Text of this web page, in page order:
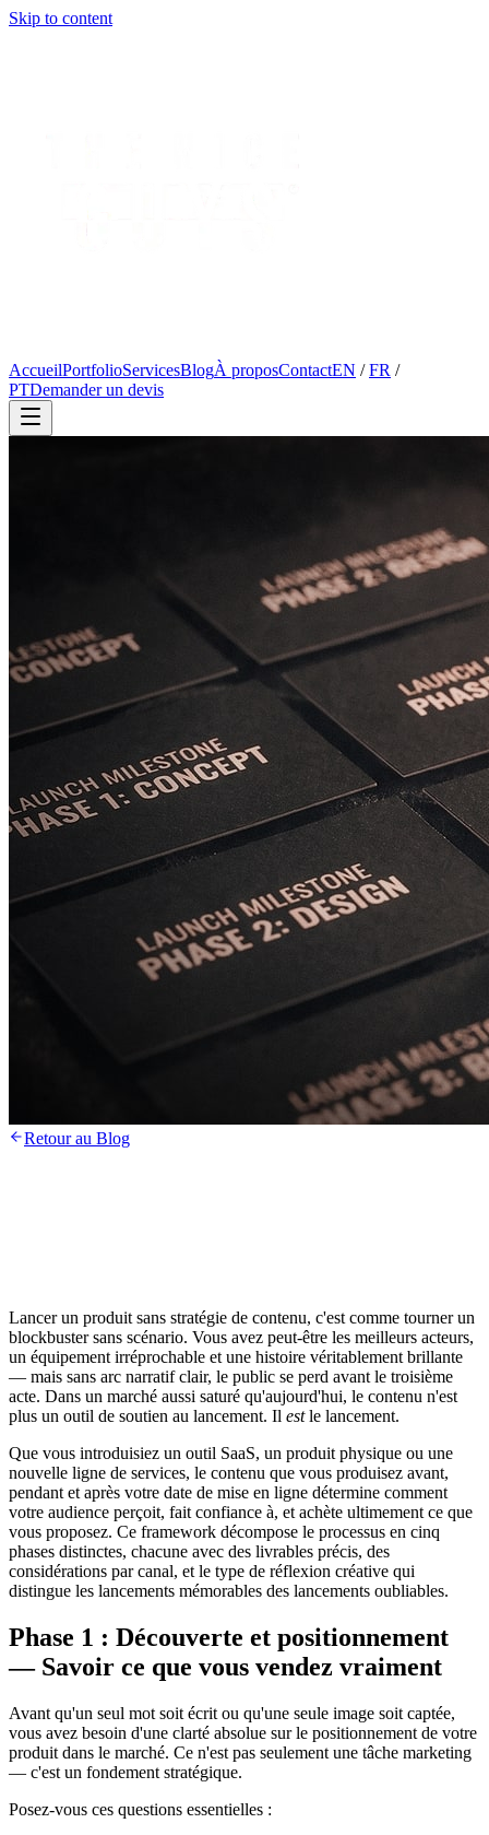
Skip to content
AccueilPortfolioServicesBlogÀ proposContactEN /FR /
PTDemander un devis
Retour au Blog
Lancer un produit sans stratégie de contenu, c'est comme tourner un
blockbuster sans scénario. Vous avez peut-être les meilleurs acteurs,
un équipement irréprochable et une histoire véritablement brillante
— mais sans arc narratif clair, le public se perd avant le troisième
acte. Dans un marché aussi saturé qu'aujourd'hui, le contenu n'est
plus un outil de soutien au lancement. Il estle lancement.
Que vous introduisiez un outil SaaS, un produit physique ou une
nouvelle ligne de services, le contenu que vous produisez avant,
pendant et après votre date de mise en ligne détermine comment
votre audience perçoit, fait confiance à, et achète ultimement ce que
vous proposez. Ce framework décompose le processus en cinq
phases distinctes, chacune avec des livrables précis, des
considérations par canal, et le type de réflexion créative qui
distingue les lancements mémorables des lancements oubliables.
Phase 1 : Découverte et positionnement
— Savoir ce que vous vendez vraiment
Avant qu'un seul mot soit écrit ou qu'une seule image soit captée,
vous avez besoin d'une clarté absolue sur le positionnement de votre
produit dans le marché. Ce n'est pas seulement une tâche marketing
— c'est un fondement stratégique.
Posez-vous ces questions essentielles :